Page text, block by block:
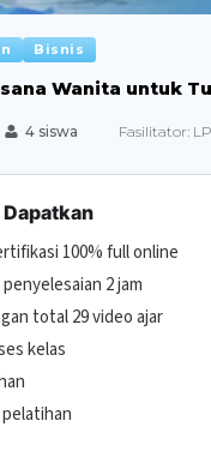
Bisnis
Wanita untuk
4 siswa Fasilitator:
Dapatkan
100% full online
2 jam
total 29 video ajar
kelas